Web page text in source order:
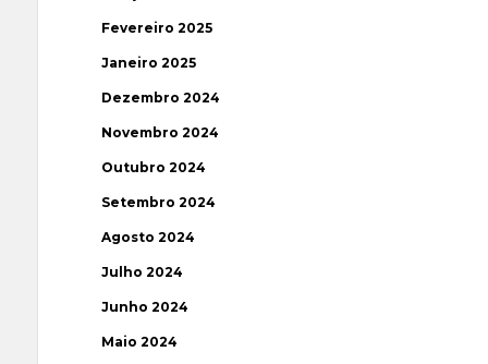
Fevereiro 2025
Janeiro 2025
Dezembro 2024
Novembro 2024
Outubro 2024
Setembro 2024
Agosto 2024
Julho 2024
Junho 2024
Maio 2024